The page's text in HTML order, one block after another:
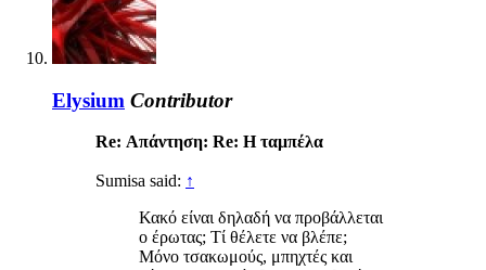
Elysium Contributor
Re: Απάντηση: Re: Η ταμπέλα
Sumisa said: ↑
Κακό είναι δηλαδή να προβάλλεται
ο έρωτας; Τί θέλετε να βλέπε;
Μόνο τσακωμούς, μπηχτές και